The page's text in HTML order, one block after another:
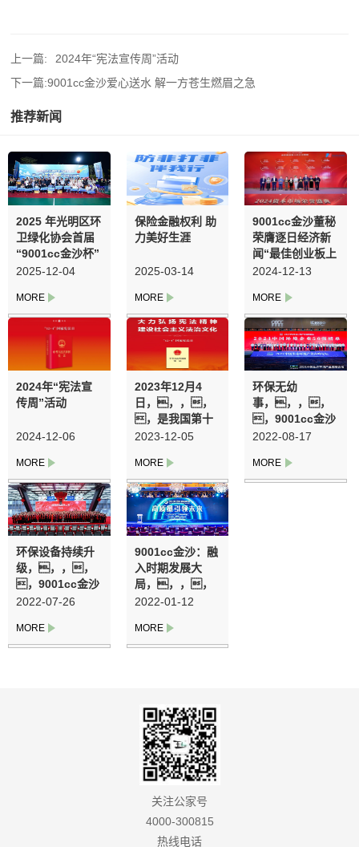
上一篇:
2024年“宪法宣传周”活动
下一篇:9001cc金沙爱心送水 解一方苍生燃眉之急
推荐新闻
2025 年光明区环
卫绿化协会首届
“9001cc金沙杯”
篮球交谊赛圆满
2025-12-04
保险金融权利 助
力美好生涯
2025-03-14
9001cc金沙董秘
荣膺逐日经济新
闻“最佳创业板上
市公司董秘”称号
2024-12-13
2024年“宪法宣
传周”活动
2024-12-06
2023年12月4
日，，，，
，是我国第十
个国度宪法日
2023-12-05
环保无幼
事，，，，
，9001cc金沙
勇担沉任
2022-08-17
环保设备持续升
级，，，，
，9001cc金沙
助力“俏丽中国”
2022-07-26
9001cc金沙：融
入时期发展大
局，，，，
，做“俏丽中
2022-01-12
关注公家号
4000-300815
热线电话